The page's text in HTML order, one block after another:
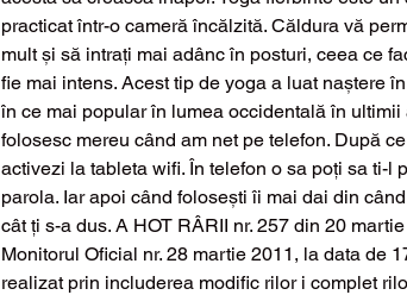
practicat într-o cameră încălzită. Căldura vă
mult și să intrați mai adânc în posturi, ceea ce
fie mai intens. Acest tip de yoga a luat naștere
în ce mai popular în lumea occidentală în ultimii
folosesc mereu când am net pe telefon. După
activezi la tableta wifi. În telefon o sa poți sa ti-l
parola. Iar apoi când folosești îi mai dai din
cât ți s-a dus. A HOT RÂRII nr. 257 din 20
Monitorul Oficial nr. 28 martie 2011, la data de
realizat prin includerea modific rilor i complet